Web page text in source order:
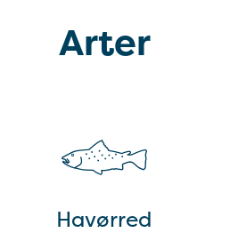
Arter
Havørred